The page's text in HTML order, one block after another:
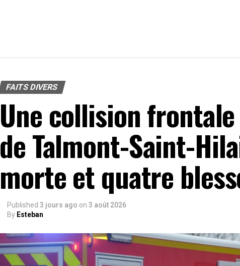
FAITS DIVERS
Une collision
de Talmont-Saint-
morte et quatre
Published 3 jours ago on 3 août 2026
By Esteban